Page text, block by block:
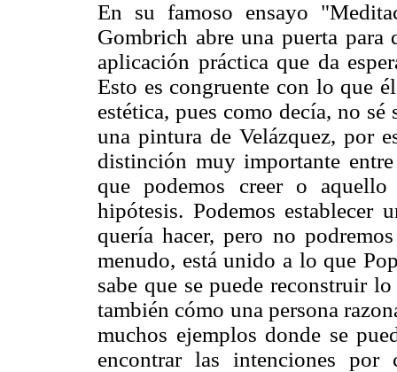
En su famoso ensayo
Gombrich abre una puerta
aplicación práctica que da
Esto es congruente con lo que
estética, pues como decía, no
una pintura de Velázquez, por
distinción muy importante
que podemos creer o
hipótesis. Podemos
quería hacer, pero no
menudo, está unido a lo que
sabe que se puede reconstruir
también cómo una persona
muchos ejemplos donde se
encontrar las intenciones